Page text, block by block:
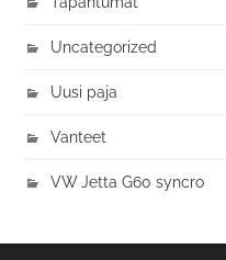
Uncategorized
Uusi paja
Vanteet
VW Jetta G60 syncro